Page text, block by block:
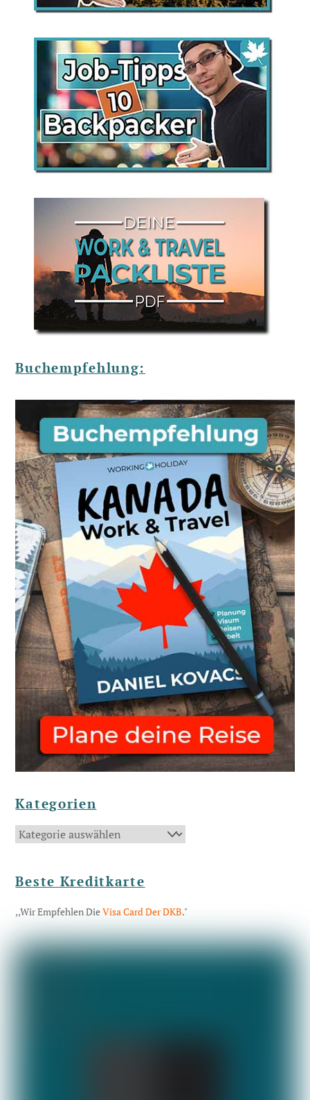
Buchempfehlung:
Kategorien
Kategorien
Beste Kreditkarte
,,Wir Empfehlen DieVisa Card Der DKB."